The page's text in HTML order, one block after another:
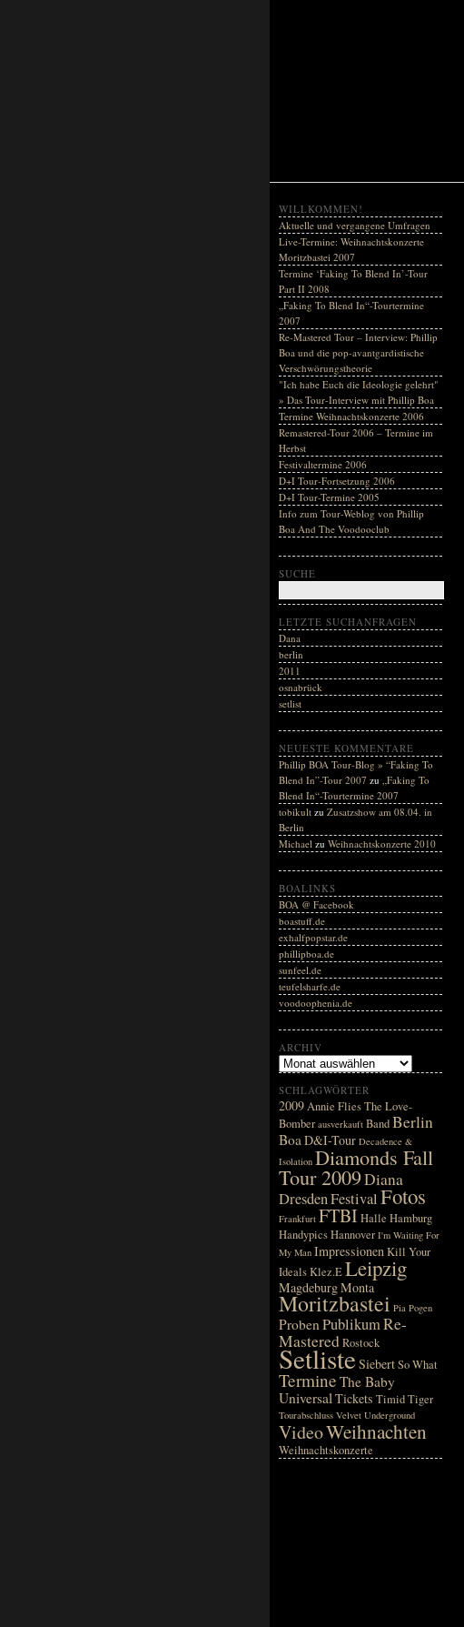
WILLKOMMEN!
Aktuelle und vergangene Umfragen
Live-Termine: Weihnachtskonzerte
Moritzbastei 2007
Termine ‘Faking To Blend In’-Tour
Part II 2008
„Faking To Blend In“-Tourtermine
2007
Re-Mastered Tour – Interview: Phillip
Boa und die pop-avantgardistische
Verschwörungstheorie
"Ich habe Euch die Ideologie gelehrt"
» Das Tour-Interview mit Phillip Boa
Termine Weihnachtskonzerte 2006
Remastered-Tour 2006 – Termine im
Herbst
Festivaltermine 2006
D+I Tour-Fortsetzung 2006
D+I Tour-Termine 2005
Info zum Tour-Weblog von Phillip
Boa And The Voodooclub
SUCHE
LETZTE SUCHANFRAGEN
Dana
berlin
2011
osnabrück
setlist
NEUESTE KOMMENTARE
Phillip BOA Tour-Blog » “Faking To
Blend In”-Tour 2007 zu „Faking To
Blend In“-Tourtermine 2007
tobikult zu Zusatzshow am 08.04. in
Berlin
Michael zu Weihnachtskonzerte 2010
BOALINKS
BOA @ Facebook
boastuff.de
exhalfpopstar.de
phillipboa.de
sunfeel.de
teufelsharfe.de
voodoophenia.de
ARCHIV
SCHLAGWÖRTER
2009Annie Flies The Love-
Bomber ausverkauft BandBerlin
BoaD&I-Tour Decadence &
Isolation Diamonds Fall
Tour 2009Diana
DresdenFestivalFotos
Frankfurt FTBIHalle Hamburg
HandypicsHannover I'm Waiting For
My Man ImpressionenKill Your
IdealsKlez.ELeipzig
MagdeburgMonta
Moritzbastei Pia Pogen
ProbenPublikumRe-
MasteredRostock
SetlisteSiebertSo What
Termine The Baby
UniversalTickets Timid Tiger
Tourabschluss Velvet Underground
VideoWeihnachten
Weihnachtskonzerte